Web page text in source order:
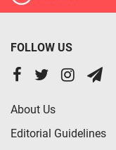
FOLLOW US
About Us
Editorial Guidelines